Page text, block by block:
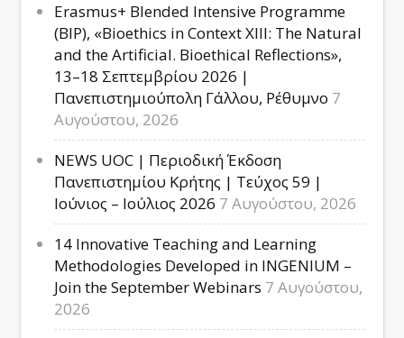
Erasmus+ Blended Intensive Programme
(BIP), «Bioethics in Context XIII: The Natural
and the Artificial. Bioethical Reflections»,
13–18 Σεπτεμβρίου 2026 |
Πανεπιστημιούπολη Γάλλου, Ρέθυμνο 7
Αυγούστου, 2026
NEWS UOC | Περιοδική Έκδοση
Πανεπιστημίου Κρήτης | Τεύχος 59 |
Ιούνιος – Ιούλιος 2026 7 Αυγούστου, 2026
14 Innovative Teaching and Learning
Methodologies Developed in INGENIUM –
Join the September Webinars 7 Αυγούστου,
2026